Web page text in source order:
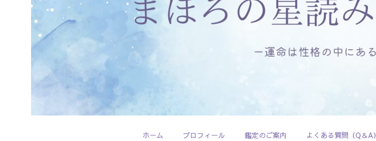
ホーム プロフィール 鑑定のご案内 よくある質問（Q＆A）